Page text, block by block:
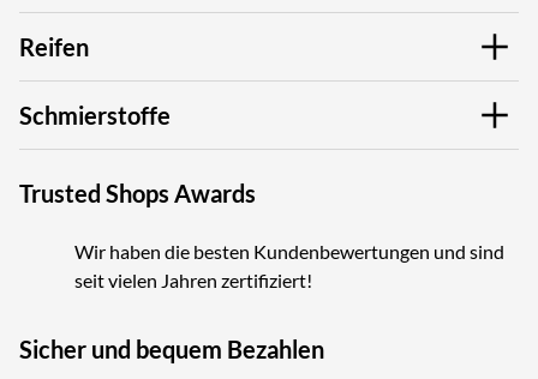
Reifen
Schmierstoffe
Trusted Shops Awards
Wir haben die besten Kundenbewertungen und sind
seit vielen Jahren zertifiziert!
Sicher und bequem Bezahlen